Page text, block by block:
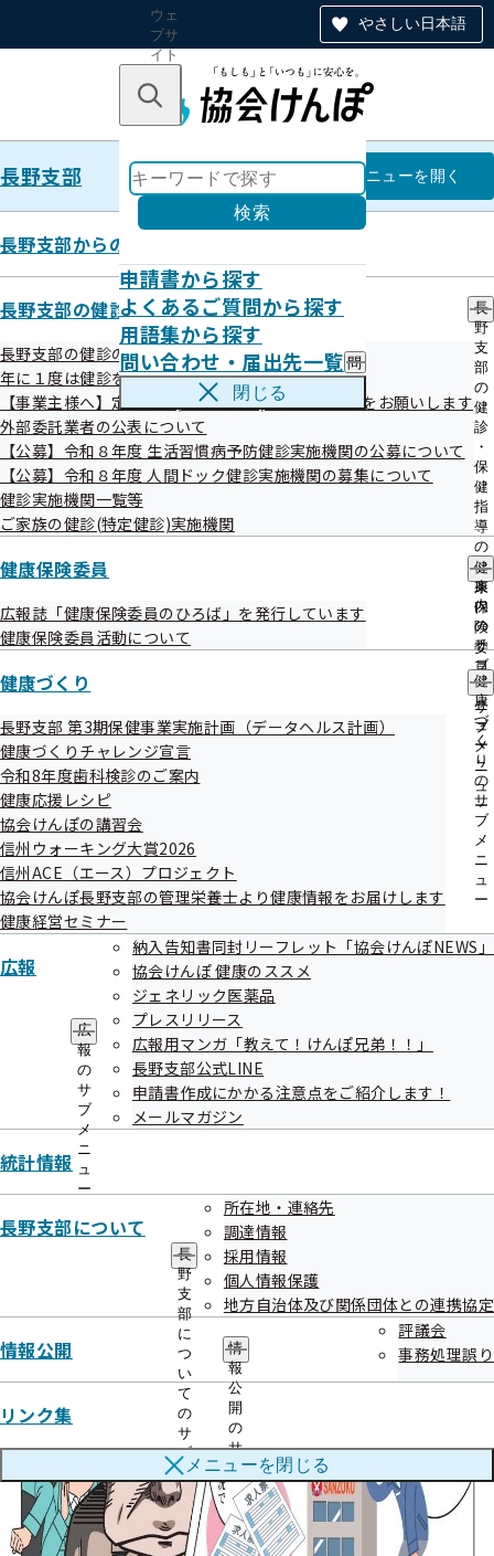
やさしい日本語
ウェ
ブサ
イト
のナ
ン
キーワードで探す
検索
申請書から探す
よくあるご質問から探す
用語集から探す
問い合わせ・届出先一覧 問
い
せ
・
届
一
ブ
閉じる
長野支部 長野支部
メニューを開く
長野支部からのお知らせ
長野支部の健診・保健指導のご案内
長
野
支
部
の
健
診
・
保
健
指
導
の
ご
案
内
の
サ
ブ
メ
ニ
ュ
ー
長野支部の健診のご案内
年に１度は健診を！ 健診特集コーナー
【事業主様へ】定期健診(事業者健診)結果のご提供をお願いします
外部委託業者の公表について
【公募】令和８年度 生活習慣病予防健診実施機関の公募について
【公募】令和８年度 人間ドック健診実施機関の募集について
健診実施機関一覧等
ご家族の健診(特定健診)実施機関
健康保険委員
健
康
保
険
委
員
の
サ
ブ
メ
ニ
ュ
ー
広報誌「健康保険委員のひろば」を発行しています
健康保険委員活動について
健康づくり
健
康
づ
く
り
の
サ
ブ
メ
ニ
ュ
ー
長野支部 第3期保健事業実施計画（データヘルス計画）
健康づくりチャレンジ宣言
令和8年度歯科検診のご案内
健康応援レシピ
協会けんぽの講習会
信州ウォーキング大賞2026
信州ACE（エース）プロジェクト
協会けんぽ長野支部の管理栄養士より健康情報をお届けします
健康経営セミナー
広報
広
報
の
サ
ブ
メ
ニ
ュ
ー
納入告知書同封リーフレット「協会けんぽNEWS」
協会けんぽ 健康のススメ
ジェネリック医薬品
プレスリリース
広報用マンガ「教えて！けんぽ兄弟！！」
長野支部公式LINE
申請書作成にかかる注意点をご紹介します！
メールマガジン
統計情報
長野支部について
長
野
支
部
に
つ
い
て
の
サ
ブ
メ
ニ
ュ
ー
所在地・連絡先
調達情報
採用情報
個人情報保護
地方自治体及び関係団体との連携協定
情報公開
情
報
公
開
の
サ
ブ
メ
ニ
ュ
ー
評議会
事務処理誤り
リンク集
メニューを閉じる
教えて！けんぽ兄弟！！ 第8話